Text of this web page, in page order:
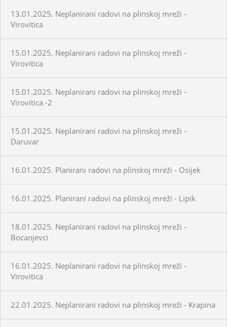
13.01.2025. Neplanirani radovi na plinskoj mreži -
Virovitica
15.01.2025. Neplanirani radovi na plinskoj mreži -
Virovitica
15.01.2025. Neplanirani radovi na plinskoj mreži -
Virovitica -2
15.01.2025. Neplanirani radovi na plinskoj mreži -
Daruvar
16.01.2025. Planirani radovi na plinskoj mreži - Osijek
16.01.2025. Planirani radovi na plinskoj mreži - Lipik
18.01.2025. Neplanirani radovi na plinskoj mreži -
Bocanjevci
16.01.2025. Neplanirani radovi na plinskoj mreži -
Virovitica
22.01.2025. Neplanirani radovi na plinskoj mreži - Krapina